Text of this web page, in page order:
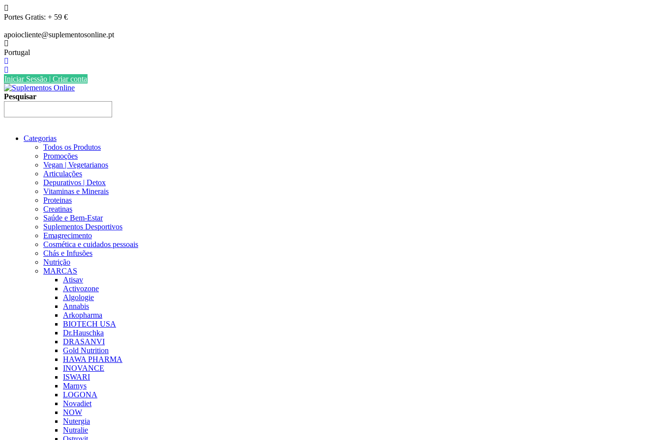
Skip
to
Portes Gratis: + 59 €
apoiocliente@suplementosonline.pt
Portugal
Iniciar Sessão | Criar conta
Pesquisar
Categorias
Todos os Produtos
Promoções
Vegan | Vegetarianos
Articulações
Depurativos | Detox
Vitaminas e Minerais
Proteinas
Creatinas
Saúde e Bem-Estar
Suplementos Desportivos
Emagrecimento
Cosmética e cuidados pessoais
Chás e Infusões
Nutrição
MARCAS
Atisav
Activozone
Algologie
Annabis
Arkopharma
BIOTECH USA
Dr.Hauschka
DRASANVI
Gold Nutrition
HAWA PHARMA
INOVANCE
ISWARI
Marnys
LOGONA
Novadiet
NOW
Nutergia
Nutralie